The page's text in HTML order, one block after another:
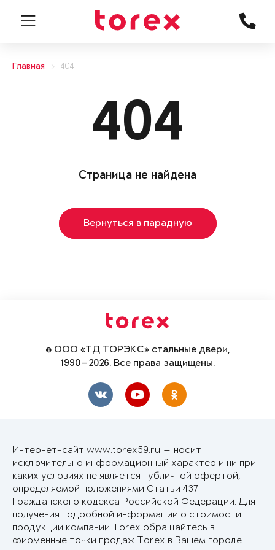
Главная 404
404
Страница не найдена
Вернуться в парадную
© ООО «ТД ТОРЭКС» стальные двери,
1990—2026. Все права защищены.
Интернет-сайт www.torex59.ru — носит
исключительно информационный характер и ни при
каких условиях не является публичной офертой,
определяемой положениями Статьи 437
Гражданского кодекса Российской Федерации. Для
получения подробной информации о стоимости
продукции компании Torex обращайтесь в
фирменные точки продаж Torex в Вашем городе.